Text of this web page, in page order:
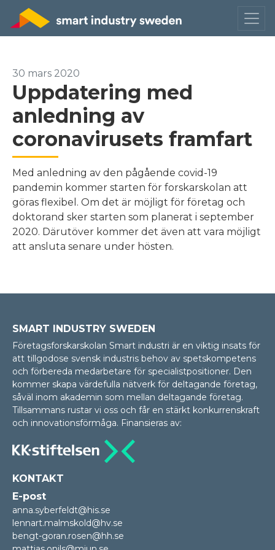
30 mars 2020
Uppdatering med
anledning av
coronavirusets framfart
Med anledning av den pågående covid-19
pandemin kommer starten för forskarskolan att
göras flexibel. Om det är möjligt för företag och
doktorand sker starten som planerat i september
2020. Därutöver kommer det även att vara möjligt
att ansluta senare under hösten.
SMART INDUSTRY SWEDEN
Företagsforskarskolan Smart industri är en viktig insats för
att tillgodose svensk industris behov av spetskompetens
och förbereda medarbetare för specialistpositioner. Den
kommer skapa värdefulla nätverk för deltagande företag,
såväl inom akademin som mellan delta­gan­de företag.
Tillsammans rustar vi oss och får en stärkt konkurrenskraft
och innovationsförmåga. Finansieras av:
KONTAKT
E-post
anna.syberfeldt@his.se
lennart.malmskold@hv.se
bengt-goran.rosen@hh.se